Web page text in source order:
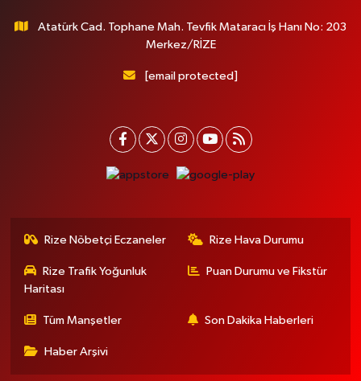
Atatürk Cad. Tophane Mah. Tevfik Mataracı İş Hanı No: 203
Merkez/RİZE
[email protected]
Rize Nöbetçi Eczaneler Rize Hava Durumu
Rize Trafik Yoğunluk
Haritası
Puan Durumu ve Fikstür
Tüm Manşetler Son Dakika Haberleri
Haber Arşivi